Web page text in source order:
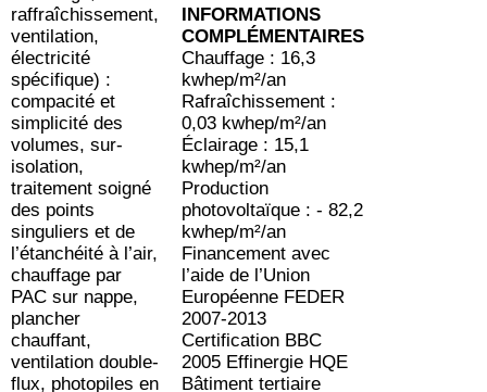
raffraîchissement,
ventilation,
électricité
spécifique) :
compacité et
simplicité des
volumes, sur-
isolation,
traitement soigné
des points
singuliers et de
l’étanchéité à l’air,
chauffage par
PAC sur nappe,
plancher
chauffant,
ventilation double-
flux, photopiles en
INFORMATIONS
COMPLÉMENTAIRES
Chauffage : 16,3
kwhep/m²/an
Rafraîchissement :
0,03 kwhep/m²/an
Éclairage : 15,1
kwhep/m²/an
Production
photovoltaïque : - 82,2
kwhep/m²/an
Financement avec
l’aide de l’Union
Européenne FEDER
2007-2013
Certification BBC
2005 Effinergie HQE
Bâtiment tertiaire